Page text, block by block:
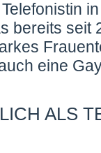
bereits
eine
ALS